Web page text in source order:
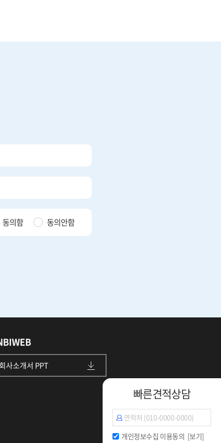
동의함 동의안함
빠른견적상담
개인정보수집 이용동의 [보기]
사소개서 PPT